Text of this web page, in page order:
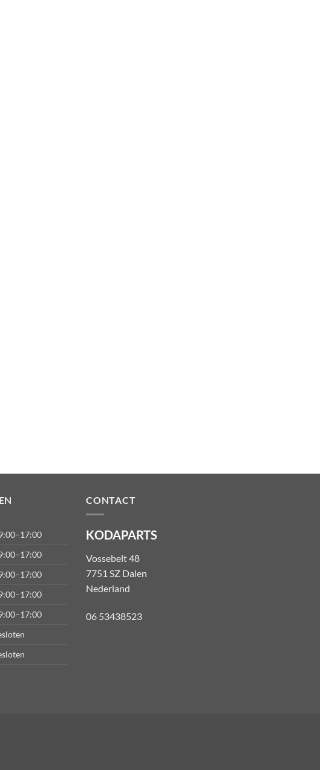
CONTACT
KODAPARTS
Vossebelt 48
7751 SZ Dalen
Nederland
06 53438523